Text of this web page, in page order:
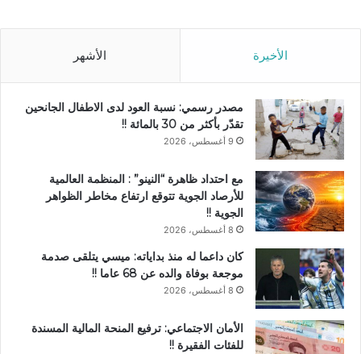
الأخيرة الأشهر
مصدر رسمي: نسبة العود لدى الاطفال الجانحين
تقدّر بأكثر من 30 بالمائة !!
9 أغسطس، 2026
مع احتداد ظاهرة “النينو” : المنظمة العالمية
للأرصاد الجوية تتوقع ارتفاع مخاطر الظواهر
الجوية !!
8 أغسطس، 2026
كان داعما له منذ بداياته: ميسي يتلقى صدمة
موجعة بوفاة والده عن 68 عاما !!
8 أغسطس، 2026
الأمان الاجتماعي: ترفيع المنحة المالية المسندة
للفئات الفقيرة !!